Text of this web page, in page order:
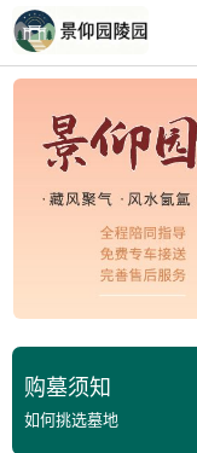
购墓须知
如何挑选墓地